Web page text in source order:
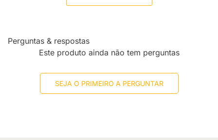
Perguntas & respostas
Este produto ainda não tem perguntas
SEJA O PRIMEIRO A PERGUNTAR